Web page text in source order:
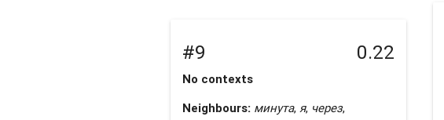
#9 0.22
No contexts
Neighbours: минута, я, через,